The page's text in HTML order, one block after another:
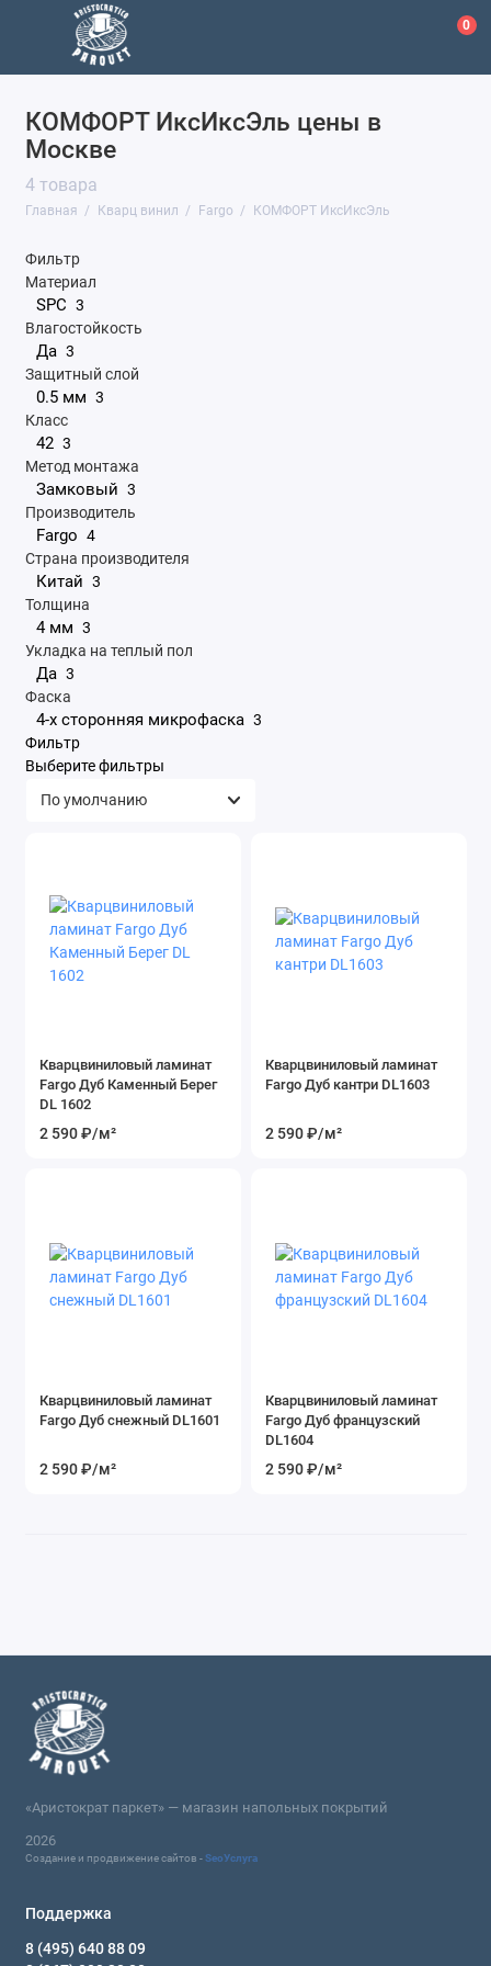
0
КОМФОРТ ИксИксЭль цены в
Москве
4 товара
Главная Кварц винил Fargo КОМФОРТ ИксИксЭль
Aquafloor
Home Expert
Natura
StoneWood
Показать все
Фильтр
Материал
SPC 3
Влагостойкость
Да 3
Защитный слой
0.5 мм 3
Класс
42 3
Метод монтажа
Замковый 3
Производитель
Fargo 4
Страна производителя
Китай 3
Толщина
4 мм 3
Укладка на теплый пол
Да 3
Фаска
4-х сторонняя микрофаска 3
Фильтр
Выберите фильтры
Кварцвиниловый ламинат
Fargo Дуб Каменный Берег
DL 1602
2 590 ₽/м²
Кварцвиниловый ламинат
Fargo Дуб кантри DL1603
2 590 ₽/м²
Кварцвиниловый ламинат
Fargo Дуб снежный DL1601
2 590 ₽/м²
Кварцвиниловый ламинат
Fargo Дуб французский
DL1604
2 590 ₽/м²
«Аристократ паркет» — магазин напольных покрытий
2026
Создание и продвижение сайтов -SeoУслуга
Поддержка
8 (495) 640 88 09